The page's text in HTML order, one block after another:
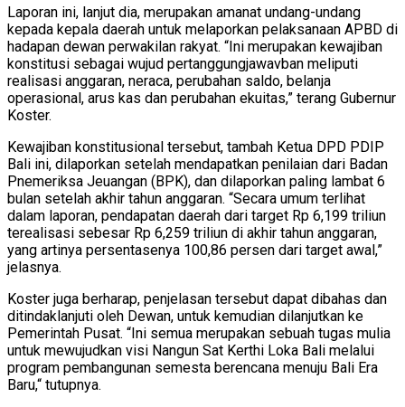
Laporan ini, lanjut dia, merupakan amanat undang-undang
kepada kepala daerah untuk melaporkan pelaksanaan APBD di
hadapan dewan perwakilan rakyat. “Ini merupakan kewajiban
konstitusi sebagai wujud pertanggungjawavban meliputi
realisasi anggaran, neraca, perubahan saldo, belanja
operasional, arus kas dan perubahan ekuitas,” terang Gubernur
Koster.
Kewajiban konstitusional tersebut, tambah Ketua DPD PDIP
Bali ini, dilaporkan setelah mendapatkan penilaian dari Badan
Pnemeriksa Jeuangan (BPK), dan dilaporkan paling lambat 6
bulan setelah akhir tahun anggaran. “Secara umum terlihat
dalam laporan, pendapatan daerah dari target Rp 6,199 triliun
terealisasi sebesar Rp 6,259 triliun di akhir tahun anggaran,
yang artinya persentasenya 100,86 persen dari target awal,”
jelasnya.
Koster juga berharap, penjelasan tersebut dapat dibahas dan
ditindaklanjuti oleh Dewan, untuk kemudian dilanjutkan ke
Pemerintah Pusat. “Ini semua merupakan sebuah tugas mulia
untuk mewujudkan visi Nangun Sat Kerthi Loka Bali melalui
program pembangunan semesta berencana menuju Bali Era
Baru,“ tutupnya.